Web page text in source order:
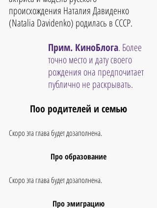
происхождения Наталия Давиденко
(Natalia Davidenko) родилась в СССР.
Прим. КиноБлога. Более
точно место и дату своего
рождения она предпочитает
публично не раскрывать.
Поо родителей и семью
Скоро эта глава будет дозаполнена.
Про образование
Скоро эта глава будет дозаполнена.
Про эмиграцию